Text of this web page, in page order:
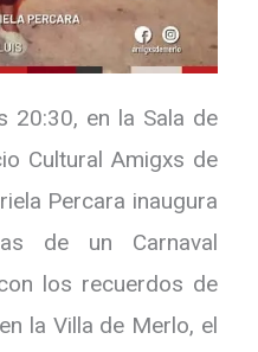
20:30, en la Sala de
Cultural Amigxs de
Percara inaugura
de un Carnaval
los recuerdos de
la Villa de Merlo, el